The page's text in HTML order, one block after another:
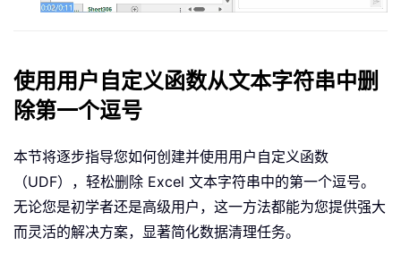
使用用户自定义函数从文本字符串中删
除第一个逗号
本节将逐步指导您如何创建并使用用户自定义函数
（UDF），轻松删除 Excel 文本字符串中的第一个逗号。
无论您是初学者还是高级用户，这一方法都能为您提供强大
而灵活的解决方案，显著简化数据清理任务。